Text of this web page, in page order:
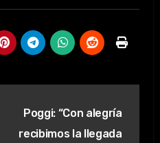
Poggi: “Con alegría
recibimos la llegada